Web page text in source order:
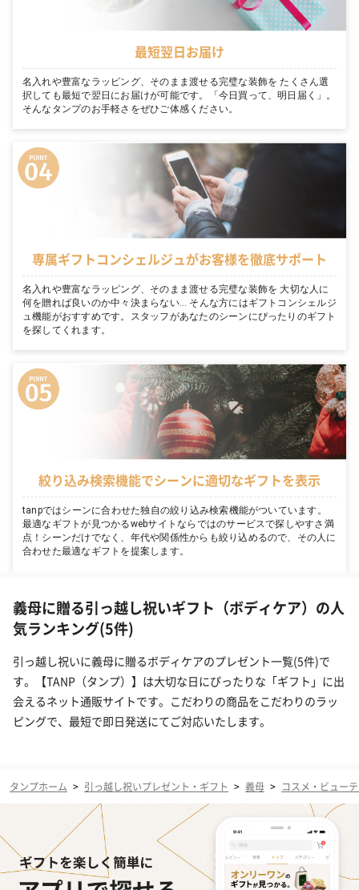
最短翌日お届け
名入れや豊富なラッピング、そのまま渡せる完璧な装飾を たくさん選
択しても最短で翌日にお届けが可能です。「今日買って、明日届く」。
そんなタンプのお手軽さをぜひご体感ください。
専属ギフトコンシェルジュがお客様を徹底サポート
名入れや豊富なラッピング、そのまま渡せる完璧な装飾を 大切な人に
何を贈れば良いのか中々決まらない… そんな方にはギフトコンシェルジ
ュ機能がおすすめです。スタッフがあなたのシーンにぴったりのギフト
を探してくれます。
絞り込み検索機能でシーンに適切なギフトを表示
tanpではシーンに合わせた独自の絞り込み検索機能がついています。
最適なギフトが見つかるwebサイトならではのサービスで探しやすさ満
点！シーンだけでなく、年代や関係性からも絞り込めるので、その人に
合わせた最適なギフトを提案します。
義母に贈る引っ越し祝いギフト（ボディケア）の人
気ランキング(5件)
引っ越し祝いに義母に贈るボディケアのプレゼント一覧(5件)で
す。【TANP（タンプ）】は大切な日にぴったりな「ギフト」に出
会えるネット通販サイトです。こだわりの商品をこだわりのラッ
ピングで、最短で即日発送にてご対応いたします。
タンプホーム > 引っ越し祝いプレゼント・ギフト > 義母 > コスメ・ビュー